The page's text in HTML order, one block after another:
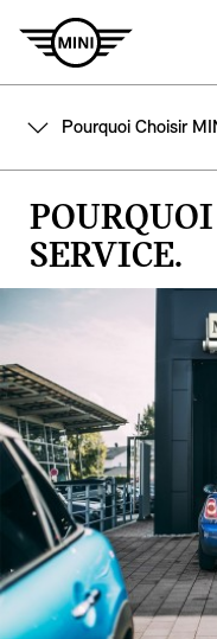
Pourquoi Choisir
SERVICE.